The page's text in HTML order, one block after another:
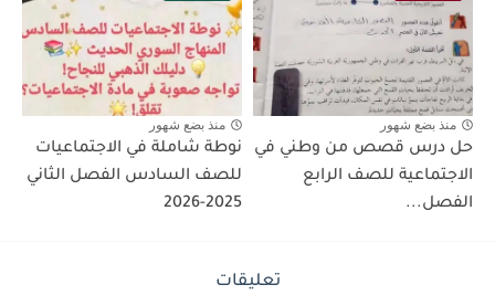
منذ بضع شهور
حل درس قصص من وطني في
الاجتماعية للصف الرابع
الفصل...
منذ بضع شهور
نوطة شاملة في الاجتماعيات
للصف السادس الفصل الثاني
2025-2026
تعليقات